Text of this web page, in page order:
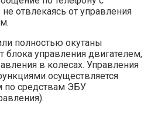
отвлекаясь от управления
полностью окутаны
блока управления двигателем,
в колесах. Управления
осуществляется
по средствам ЭБУ